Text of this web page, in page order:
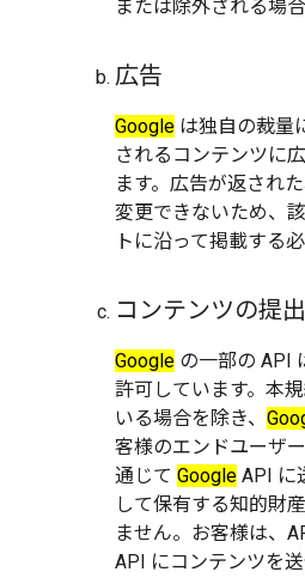
または除外される場
広告
Google は独自の裁量
されるコンテンツに
ます。広告が返され
変更できないため、
トに沿って掲載する
コンテンツの提出
Google の一部の API
許可しています。本
いる場合を除き、
客様のエンドユーザ
通じて Google API に
して保有する知的財
ません。お客様は、
API にコンテンツを